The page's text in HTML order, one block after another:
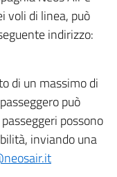
voli di linea, può
indirizzo:
di un massimo di
può
possono
inviando una